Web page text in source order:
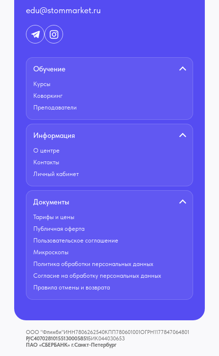
Обучение
Курсы
Коворкинг
Преподаватели
Информация
О центре
Контакты
Личный кабинет
Документы
Тарифы и цены
Публичная оферта
Пользовательское соглашение
Микроскопы
Политика обработки персональных данных
Согласие на обработку персональных данных
Правила отмены и возврата
edu@stommarket.ru
ООО "Флимби"ИНН7806262540КПП780601001ОГРН1177847064801
Р/С40702810155130005851БИК044030653
ПАО «СБЕРБАНК» г.Санкт-Петербург